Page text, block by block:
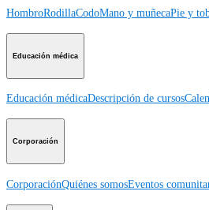
HombroRodillaCodoMano y muñecaPie y
Educación médica
Educación médicaDescripción de cursos
Corporación
CorporaciónQuiénes somosEventos